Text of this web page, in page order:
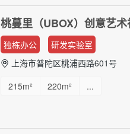
桃蔓里（UBOX）创意艺
独栋办公
研发实验室
上海市普陀区桃浦西路601号
215m²
220m² ...